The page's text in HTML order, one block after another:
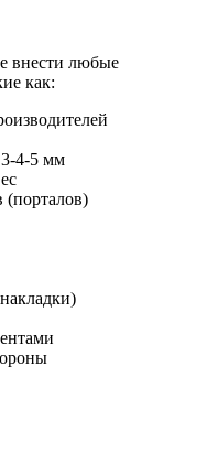
внести любые
как:
4-5 мм
(порталов)